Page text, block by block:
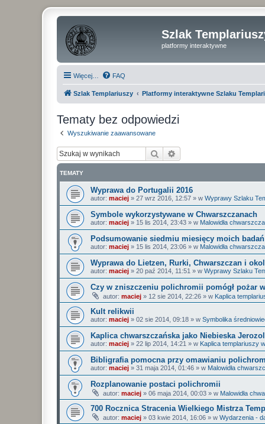
Szlak
platformy interaktywne
Więcej… FAQ
Szlak Templariuszy Platformy interaktywne Szlaku
Tematy bez odpowiedzi
Wyszukiwanie zaawansowane
Szukaj
TEMATY
Wyprawa do Portugalii 2016
autor: maciej » 27 wrz 2016, 12:57 » w Wyprawy Szlaku
Symbole wykorzystywane w Chwarszczanach
autor: maciej » 15 lis 2014, 23:43 » w Malowidła
Podsumowanie siedmiu miesięcy moich
autor: maciej » 15 lis 2014, 23:06 » w Malowidła
Wyprawa do Lietzen, Rurki, Chwarszczan i
autor: maciej » 20 paź 2014, 11:51 » w Wyprawy Szlaku
Czy w zniszczeniu polichromii pomógł pożar
autor: maciej » 12 sie 2014, 22:26 » w Kaplica
Kult relikwii
autor: maciej » 02 sie 2014, 09:18 » w Symbolika
Kaplica chwarszczańska jako Niebieska
autor: maciej » 22 lip 2014, 14:21 » w Kaplica templariuszy
Bibligrafia pomocna przy omawianiu
autor: maciej » 31 maja 2014, 01:46 » w Malowidła
Rozplanowanie postaci polichromii
autor: maciej » 06 maja 2014, 00:03 » w Malowidła
700 Rocznica Stracenia Wielkiego Mistrza
autor: maciej » 03 kwie 2014, 16:06 » w Wydarzenia -